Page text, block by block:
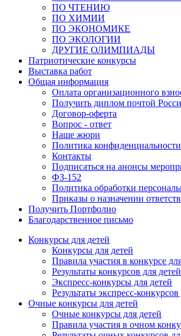
ПО ЧТЕНИЮ
ПО ХИМИИ
ПО ЭКОНОМИКЕ
ПО ЭКОЛОГИИ
ДРУГИЕ ОЛИМПИАДЫ
Патриотические конкурсы
Выставка работ
Общая информация
Оплата организационного
Получить диплом почтой
Договор-оферта
Вопрос - ответ
Наше жюри
Политика конфиденциальности
Контакты
Подписаться на анонсы
ФЗ-152
Политика обработки
Приказы о назначении
Получить Портфолио
Благодарственное письмо
Конкурсы для детей
Конкурсы для детей
Правила участия в конкурсе
Результаты конкурсов для детей
Экспресс-конкурсы для детей
Результаты экспресс-конкурсов
Очные конкурсы для детей
Очные конкурсы для детей
Правила участия в очном